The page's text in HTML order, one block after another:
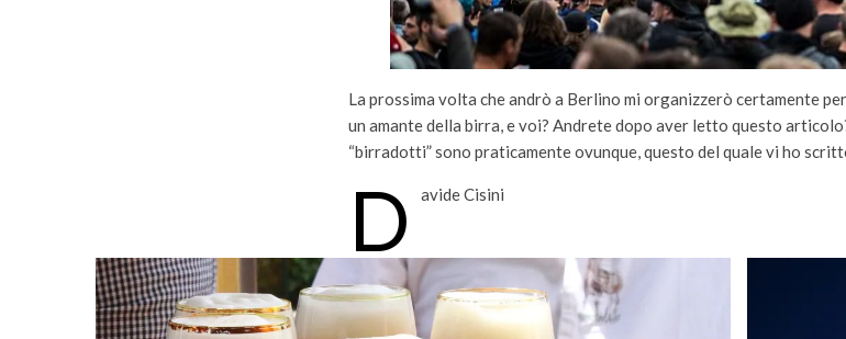
La prossima volta che andrò a Berlino mi organizzerò certamente
un amante della birra, e voi? Andrete dopo aver letto questo
“birradotti” sono praticamente ovunque, questo del quale vi ho
D avide Cisini